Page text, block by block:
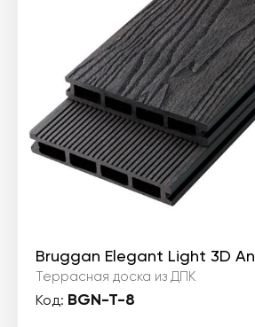
Bruggan Elegant Light 3D
Террасная доска из ДПК
Код: BGN-T-8